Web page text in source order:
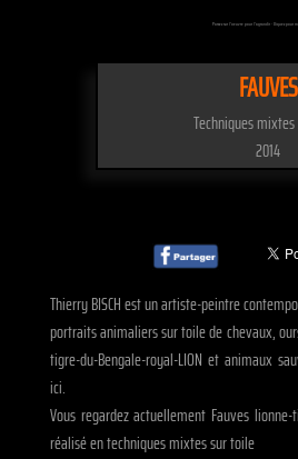
Passez sur l'oeuvre pour l'agrandir - Cliquez pour
FAUVES
Techniques
2014
Thierry BISCH est un artiste-peintre
portraits animaliers sur toile de chevaux,
tigre-du-Bengale-royal-LION et animaux
ici.
Vous regardez actuellement Fauves lionne-
réalisé en techniques mixtes sur toile